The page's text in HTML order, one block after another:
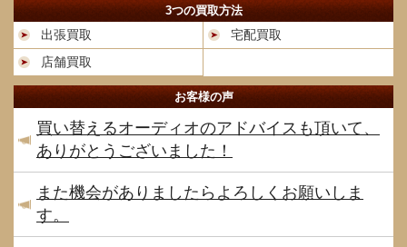
3つの買取方法
出張買取
宅配買取
店舗買取
お客様の声
買い替えるオーディオのアドバイスも頂いて、
ありがとうございました！
また機会がありましたらよろしくお願いしま
す。